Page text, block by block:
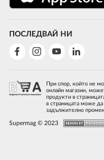
ПОСЛЕДВАЙ НИ
При спор, който не
онлайн магазин,
продукти в
в страницата може
задължително
Supermag © 2023